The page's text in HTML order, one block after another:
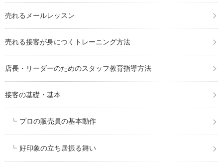
売れるメールレッスン
売れる接客が身につくトレーニング方法
店長・リーダーのためのスタッフ教育指導方法
接客の基礎・基本
プロの販売員の基本動作
好印象の立ち居振る舞い